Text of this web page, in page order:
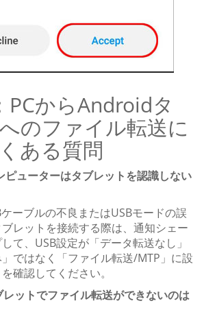
PCからAndroidタ
のファイル転送に
ある質問
ピューターはタブレットを認識しない
ーブルの不良またはUSBモードの誤
レットを接続する際は、通知シェー
て、USB設定が「データ転送なし」
ではなく「ファイル転送/MTP」に設
確認してください。
ットでファイル転送ができないのは